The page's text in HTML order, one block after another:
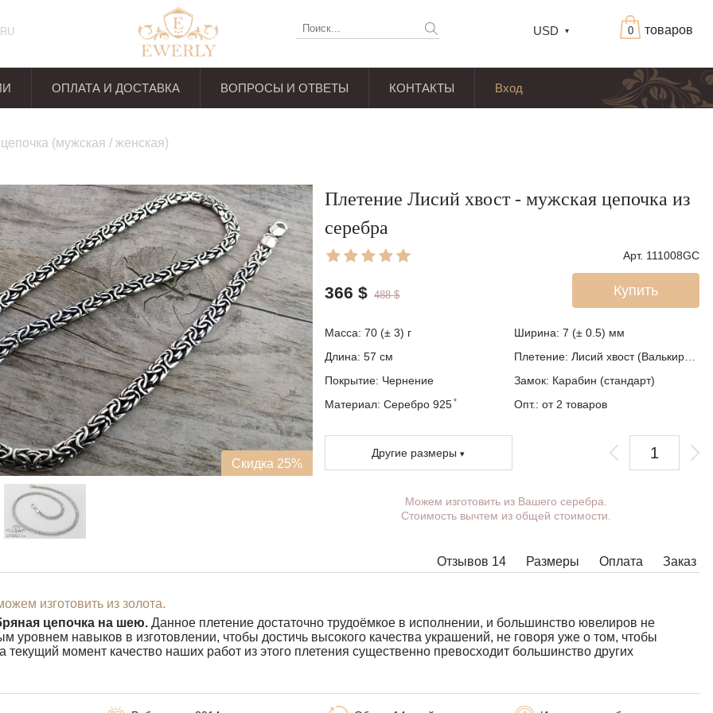
товаров
0
USD
RU
ОПЛАТА И ДОСТАВКА ВОПРОСЫ И ОТВЕТЫ КОНТАКТЫ Вход
(мужская / женская)
Скидка 25%
Плетение Лисий хвост - мужская цепочка из
серебра
Арт. 111008GC
Купить
366 $ 488 $
Масса:70 (± 3) г Ширина:7 (± 0.5) мм
Длина:57 см Плетение:Лисий хвост (Валькирия, Малайзия)
Покрытие: Чернение Замок: Карабин (стандарт)
Материал: Серебро 925 ̊
Опт.: от 2 товаров
Другие размеры
Вы можете выбрать покрытие, массу,
длину, ширину, замок.
в таких случаях наши менеджеры свяжутся с
Можем изготовить из Вашего серебра.
Стоимость вычтем из общей стоимости.
Отзывов 14 Заказ
Оплата
Размеры
изготовить из золота.
цепочка на шею. Данное плетение достаточно трудоёмкое в исполнении, и большинство ювелиров не
уровнем навыков в изготовлении, чтобы достичь высокого качества украшений, не говоря уже о том, чтобы
текущий момент качество наших работ из этого плетения существенно превосходит большинство других